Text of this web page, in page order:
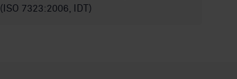
(ISO 7323:2006, IDT)